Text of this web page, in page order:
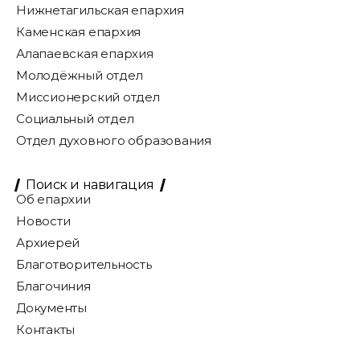
Нижнетагильская епархия
Каменская епархия
Алапаевская епархия
Молодёжный отдел
Миссионерский отдел
Социальный отдел
Отдел духовного образования
Поиск и навигация
Об епархии
Новости
Архиерей
Благотворительность
Благочиния
Документы
Контакты